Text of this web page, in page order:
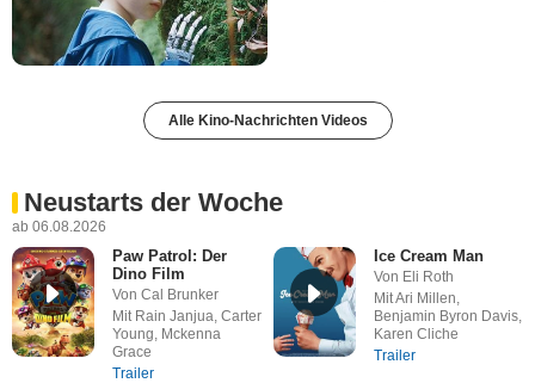
Alle Kino-Nachrichten Videos
Neustarts der Woche
ab 06.08.2026
Paw Patrol: Der
Dino Film
Von Cal Brunker
Mit Rain Janjua, Carter
Young, Mckenna
Grace
Trailer
Ice Cream Man
Von Eli Roth
Mit Ari Millen,
Benjamin Byron Davis,
Karen Cliche
Trailer